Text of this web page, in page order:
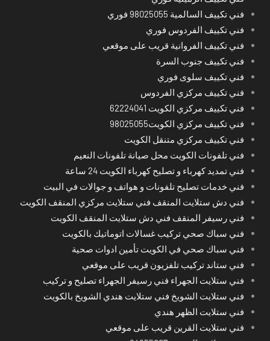
فني تكييف السالمية 98025055 فوري
فني تكييف الفردوس فوري
فني تكييف الفروانية قريب على موقعي
فني تكييف جنوب السرة
فني تكييف سلوى فوري
فني تكييف مركزي الفردوس
فني تكييف مركزي الكويت 62224041
فني تكييف مركزي الكويت98025055
فني تكييف مركزي متنقل الكويت
فني تلفونات الكويت محل صيانة تلفونات النعيم
فني تمديد كهرباء و تصليح كهرباء الكويت 24 ساعة
فني خدمات تصليح تلفونات و هواتف و جوالات في البيت
فني دش ستلايت المنقف فني ستلايت مركزي المنقف الكويت
فني رسيفر المنقف فني دش ستلايت المنقف الكويت
فني سباك صحي تركيب غسالات اتوماتيك بالكويت
فني سباك صحي في الكويت تأمين ادوات صحية
فني ستاند تركيب تلفزيون قريب على موقعي
فني ستلايت الجهراء فني رسيفر الجهراء تصليح و تركيب
فني ستلايت الشويخ فني ستلايت هندي الشويخ بالكويت
فني ستلايت الظهر هندي
فني ستلايت القرين قريب على موقعي